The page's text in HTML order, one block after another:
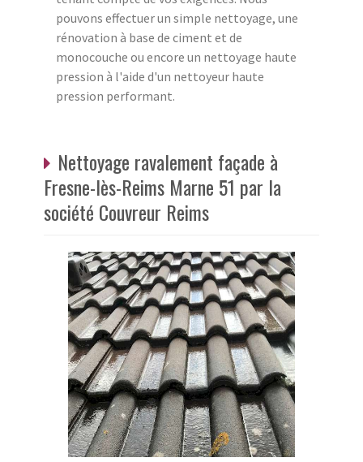
pouvons effectuer un simple nettoyage, une
rénovation à base de ciment et de
monocouche ou encore un nettoyage haute
pression à l'aide d'un nettoyeur haute
pression performant.
Nettoyage ravalement façade à
Fresne-lès-Reims Marne 51 par la
société Couvreur Reims